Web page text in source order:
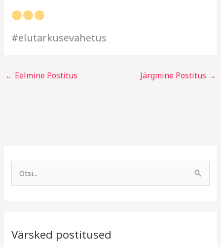
#elutarkusevahetus
← Eelmine Postitus Järgmine Postitus →
c
Värsked postitused
g